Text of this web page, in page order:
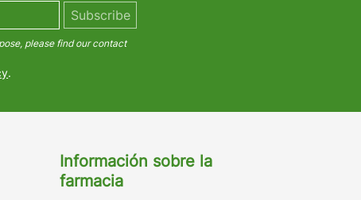
please find our contact
.
Información sobre la
farmacia